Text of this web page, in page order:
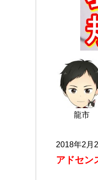
龍市
2018年2月
アドセン